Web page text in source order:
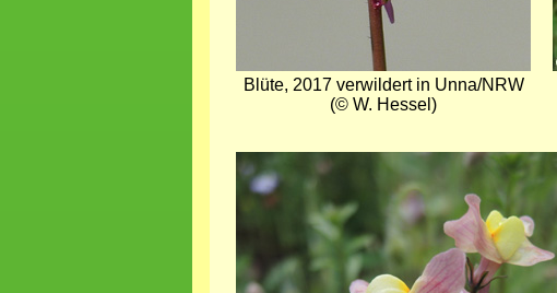
Blüte, 2017 verwildert in Unna/NRW
(© W. Hessel)
Bild